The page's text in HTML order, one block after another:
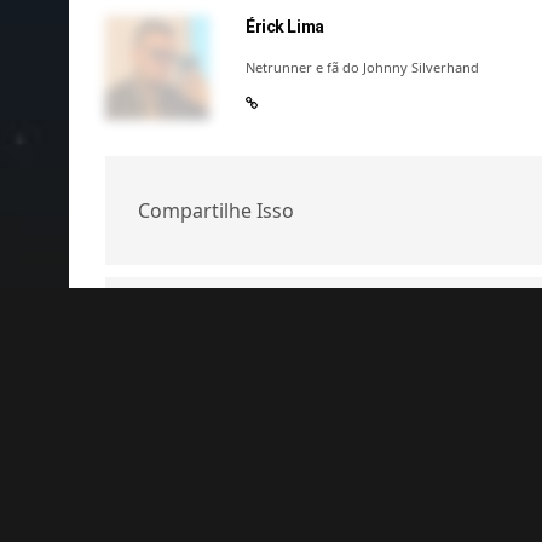
Érick Lima
Netrunner e fã do Johnny Silverhand
Compartilhe Isso